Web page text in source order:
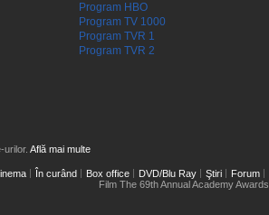
Program HBO
Program TV 1000
Program TVR 1
Program TVR 2
Află mai multe
În curând Box office DVD/Blu Ray Ştiri
Forum
Film The 69th Annual Academy Awards